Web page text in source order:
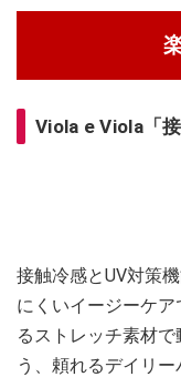
Viola e Viola「
接触冷感とUV対策
にくいイージーケ
るストレッチ素材
う、頼れるデイリー